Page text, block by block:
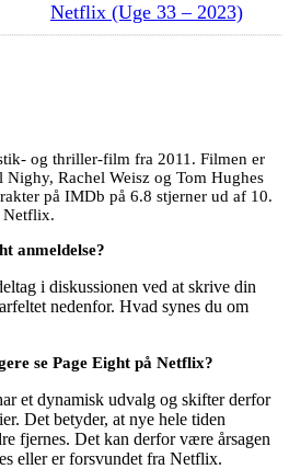
Netflix (Uge 33 – 2023)
og thriller-film fra 2011. Filmen er
Rachel Weisz og Tom Hughes
på IMDb på 6.8 stjerner ud af 10.
Netflix.
anmeldelse?
i diskussionen ved at skrive din
nedenfor. Hvad synes du om
se Page Eight på Netflix?
et dynamisk udvalg og skifter derfor
Det betyder, at nye hele tiden
fjernes. Det kan derfor være årsagen
eller er forsvundet fra Netflix.